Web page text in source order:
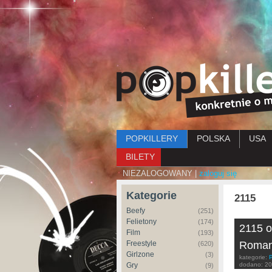
Menu główne
POPKILLERY POLSKA USA
BILETY
NIEZALOGOWANY | zaloguj się
Kategorie
Beefy (251)
Felietony (174)
Film (193)
Freestyle (620)
Girlzone (3)
Gry (9)
2115
2115
kategorie:
dodano: